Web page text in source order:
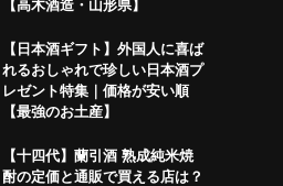
【高木酒造・山形県】
【日本酒ギフト】外国人に喜ば
れるおしゃれで珍しい日本酒プ
レゼント特集｜価格が安い順
【最強のお土産】
【十四代】蘭引酒 熟成純米焼
酎の定価と通販で買える店は？